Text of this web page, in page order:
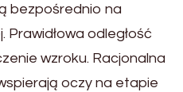
bezpośrednio na
odległość
wzroku. Racjonalna
oczy na etapie